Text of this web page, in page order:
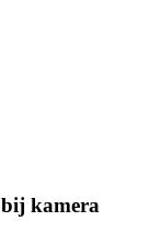
bij kamera